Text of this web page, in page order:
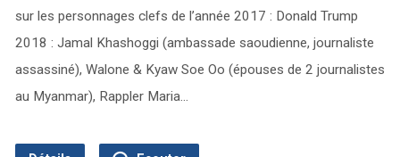
sur les personnages clefs de l’année 2017 : Donald Trump
2018 : Jamal Khashoggi (ambassade saoudienne, journaliste
assassiné), Walone & Kyaw Soe Oo (épouses de 2 journalistes
au Myanmar), Rappler Maria…